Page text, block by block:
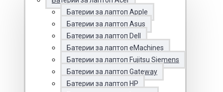
Батерии за лаптоп Apple
Батерии за лаптоп Asus
Батерии за лаптоп Dell
Батерии за лаптоп eMachines
Батерии за лаптоп Fujitsu Siemens
Батерии за лаптоп Gateway
Батерии за лаптоп HP